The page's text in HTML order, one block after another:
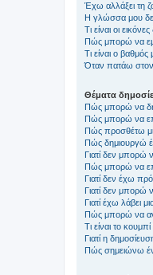
Έχω αλλάξει τη
Η γλώσσα μου
Τι είναι οι
Πώς μπορώ να
Τι είναι ο
Όταν πατάω στον
Θέματα
Πώς μπορώ να
Πώς μπορώ να
Πώς προσθέτω
Πώς δημιουργώ
Γιατί δεν
Πώς μπορώ να
Γιατί δεν έχω
Γιατί δεν
Γιατί έχω λάβει
Πώς μπορώ να
Τι είναι το
Γιατί η
Πώς σημειώνω